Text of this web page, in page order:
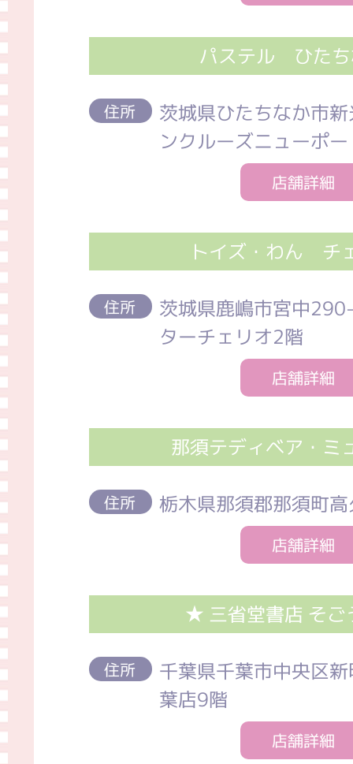
パステル ひたち
住所
茨城県ひたちなか市
ンクルーズニューポ
店舗詳細
トイズ・わん チ
住所
茨城県鹿嶋市宮中
ターチェリオ2階
店舗詳細
那須テディベア・ミ
住所 栃木県那須郡那須町
店舗詳細
★ 三省堂書店 そご
住所
千葉県千葉市中央区
葉店9階
店舗詳細